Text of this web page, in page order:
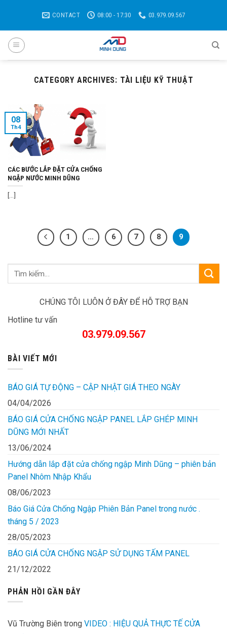
content
CONTACT 08:00 - 17:30 03.979.09.567
CATEGORY ARCHIVES: TÀI LIỆU KỸ THUẬT
CÁC BƯỚC LẮP ĐẶT CỬA CHỐNG
NGẬP NƯỚC MINH DŨNG
[...]
08
Th4
1 … 6 7 8 9
CHÚNG TÔI LUÔN Ở ĐÂY ĐỂ HỖ TRỢ BẠN
Hotline tư vấn
03.979.09.567
BÀI VIẾT MỚI
BÁO GIÁ TỰ ĐỘNG – CẬP NHẬT GIÁ THEO NGÀY
04/04/2026
BÁO GIÁ CỬA CHỐNG NGẬP PANEL LẮP GHÉP MINH
DŨNG MỚI NHẤT
13/06/2024
Hướng dẫn lắp đặt cửa chống ngập Minh Dũng – phiên bản
Panel Nhôm Nhập Khẩu
08/06/2023
Báo Giá Cửa Chống Ngập Phiên Bản Panel trong nước .
tháng 5 / 2023
28/05/2023
BÁO GIÁ CỬA CHỐNG NGẬP SỬ DỤNG TẤM PANEL
21/12/2022
PHẢN HỒI GẦN ĐÂY
Vũ Trường Biên trong VIDEO : HIỆU QUẢ THỰC TẾ CỬA